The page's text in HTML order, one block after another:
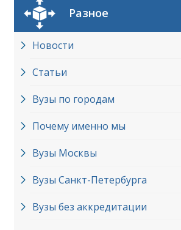
Разное
Новости
Статьи
Вузы по городам
Почему именно мы
Вузы Москвы
Вузы Cанкт-Петербурга
Вузы без аккредитации